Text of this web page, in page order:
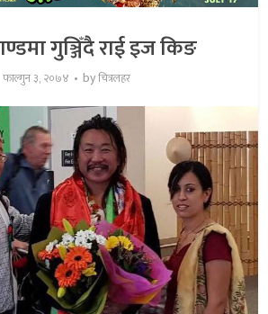
गुञ्जिँदै राई इज किङ
फाल्गुन ३, २०७४ byचित्रलहर